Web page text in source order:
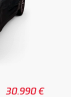
30.990 €